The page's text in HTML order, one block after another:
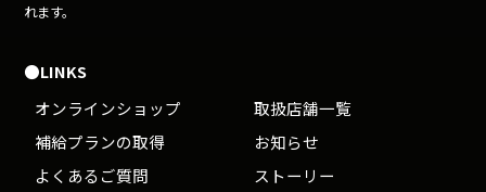
れます。
●LINKS
オンラインショップ
取扱店舗一覧
補給プランの取得
お知らせ
よくあるご質問
ストーリー